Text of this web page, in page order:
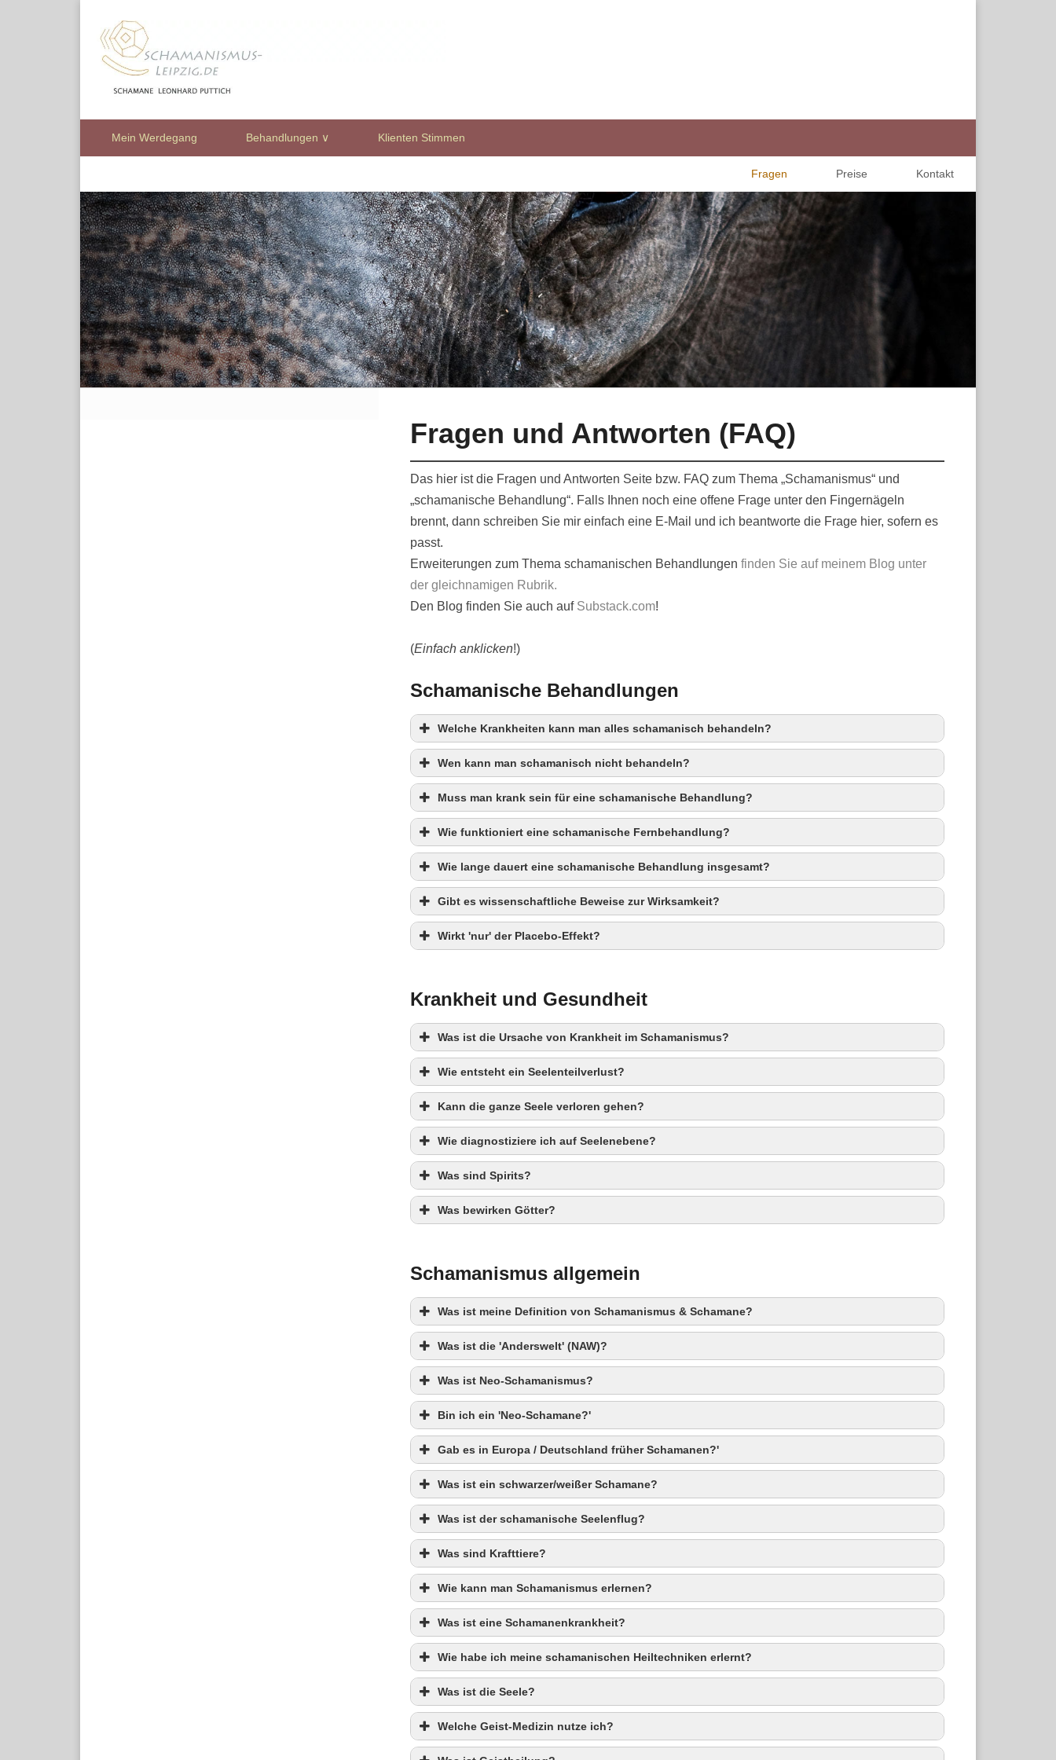
Mein Werdegang Behandlungen ∨ Klienten Stimmen
Fragen Preise Kontakt
Fragen und Antworten (FAQ)
Das hier ist die Fragen und Antworten Seite bzw. FAQ zum Thema „Schamanismus“ und
„schamanische Behandlung“. Falls Ihnen noch eine offene Frage unter den Fingernägeln
brennt, dann schreiben Sie mir einfach eine E-Mail und ich beantworte die Frage hier, sofern es
passt.
Erweiterungen zum Thema schamanischen Behandlungen finden Sie auf meinem Blog unter
der gleichnamigen Rubrik.
Den Blog finden Sie auch auf Substack.com!
(Einfach anklicken!)
Schamanische Behandlungen
Welche Krankheiten kann man alles schamanisch behandeln?
Wen kann man schamanisch nicht behandeln?
Muss man krank sein für eine schamanische Behandlung?
Wie funktioniert eine schamanische Fernbehandlung?
Wie lange dauert eine schamanische Behandlung insgesamt?
Gibt es wissenschaftliche Beweise zur Wirksamkeit?
Wirkt 'nur' der Placebo-Effekt?
Krankheit und Gesundheit
Was ist die Ursache von Krankheit im Schamanismus?
Wie entsteht ein Seelenteilverlust?
Kann die ganze Seele verloren gehen?
Wie diagnostiziere ich auf Seelenebene?
Was sind Spirits?
Was bewirken Götter?
Schamanismus allgemein
Was ist meine Definition von Schamanismus & Schamane?
Was ist die 'Anderswelt' (NAW)?
Was ist Neo-Schamanismus?
Bin ich ein 'Neo-Schamane?'
Gab es in Europa / Deutschland früher Schamanen?'
Was ist ein schwarzer/weißer Schamane?
Was ist der schamanische Seelenflug?
Was sind Krafttiere?
Wie kann man Schamanismus erlernen?
Was ist eine Schamanenkrankheit?
Wie habe ich meine schamanischen Heiltechniken erlernt?
Was ist die Seele?
Welche Geist-Medizin nutze ich?